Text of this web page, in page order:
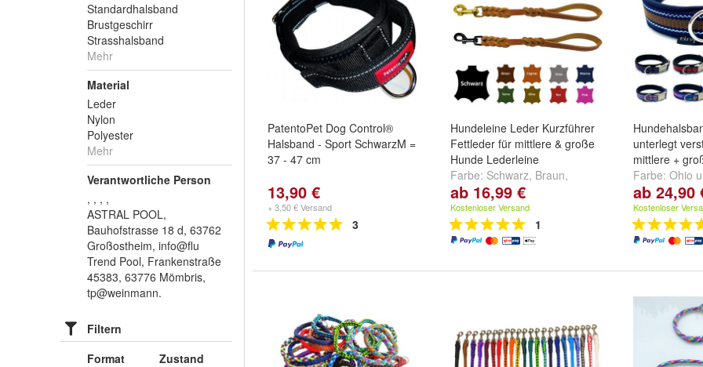
Standardhalsband
Brustgeschirr
Strasshalsband
Mehr
Material
Leder
Nylon
Polyester
Mehr
Verantwortliche Person
, , , ,
ASTRAL POOL,
Bauhofstrasse 18 d, 63762
Großostheim, info@flu
Trend Pool, Frankenstraße
45383, 63776 Mömbris,
tp@weinmann.
Filtern
Format
Zustand
PatentoPet Dog Control®
Halsband - Sport SchwarzM =
37 - 47 cm
13,90 €
+ 3,50 € Versand
3
Hundeleine Leder Kurzführer
Fettleder für mittlere & große
Hunde Lederleine
Farbe: Schwarz, Braun,
Cognacund weitere ...
ab 16,99 €
Kostenloser Versand
1
unterlegt
mittlere +
Farbe: Ohio
rotem
mit
ab 24,90
Kostenloser